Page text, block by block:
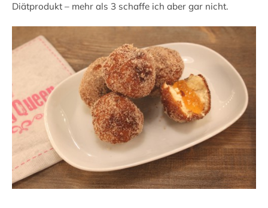
Diätprodukt – mehr als 3 schaffe ich aber gar nicht.